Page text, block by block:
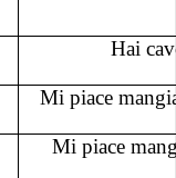
Hai
Mi piace
Mi piace